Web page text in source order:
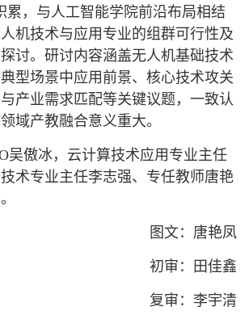
累，与人工智能学院前沿布局相结
机技术与应用专业的组群可行性及
讨。研讨内容涵盖无人机基础技术
型场景中应用前景、核心技术攻关
产业需求匹配等关键议题，一致认
域产教融合意义重大。
吴傲冰，云计算技术应用专业主任
术专业主任李志强、专任教师唐艳
图文：唐艳凤
初审：田佳鑫
复审：李宇清